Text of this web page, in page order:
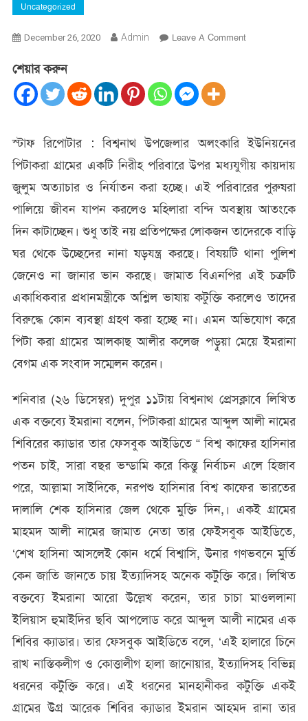
Uncategorized
December 26, 2020 Admin Leave A CommentOn
শেয়ার করুন
স্টাফ রিপোটার : বিশ্বনাথ উপজেলার অলংকারি ইউনিয়নের
পিটাকরা গ্রামের একটি নিরীহ পরিবারে উপর মধ্যযুগীয় কায়দায়
জুলুম অত্যাচার ও নির্যাতন করা হচ্ছে। এই পরিবারের পুরুষরা
পালিয়ে জীবন যাপন করলেও মহিলারা বন্দি অবস্থায় আতংকে
দিন কাটাচ্ছেন। শুধু তাই নয় প্রতিপক্ষের লোকজন তাদেরকে বাড়ি
ঘর থেকে উচ্ছেদের নানা ষড়যন্ত্র করছে। বিষয়টি থানা পুলিশ
জেনেও না জানার ভান করছে। জামাত বিএনপির এই চক্রটি
একাধিকবার প্রধানমন্ত্রীকে অশ্লিল ভাষায় কটুক্তি করলেও তাদের
বিরুদ্ধে কোন ব্যবস্থা গ্রহণ করা হচ্ছে না। এমন অভিযোগ করে
পিটা করা গ্রামের আলকাছ আলীর কলেজ পড়ুয়া মেয়ে ইমরানা
বেগম এক সংবাদ সম্মেলন করেন।
শনিবার (২৬ ডিসেম্বর) দুপুর ১১টায় বিশ্বনাথ প্রেসক্লাবে লিখিত
এক বক্তব্যে ইমরানা বলেন, পিটাকরা গ্রামের আব্দুল আলী নামের
শিবিরের ক্যাডার তার ফেসবুক আইডিতে “ বিশ্ব কাফের হাসিনার
পতন চাই, সারা বছর ভন্ডামি করে কিন্তু নির্বাচন এলে হিজাব
পরে, আল্লামা সাইদিকে, নরপশু হাসিনার বিশ্ব কাফের ভারতের
দালালি শেক হাসিনার জেল থেকে মুক্তি দিন,। একই গ্রামের
মাহমদ আলী নামের জামাত নেতা তার ফেইসবুক আইডিতে,
‘শেখ হাসিনা আসলেই কোন ধর্মে বিশ্বাসি, উনার গণভবনে মুর্তি
কেন জাতি জানতে চায় ইত্যাদিসহ অনেক কটুক্তি করে। লিখিত
বক্তব্যে ইমরানা আরো উল্লেখ করেন, তার চাচা মাওললানা
ইলিয়াস হুমাইদির ছবি আপলোড করে আব্দুল আলী নামের এক
শিবির ক্যাডার। তার ফেসবুক আইডিতে বলে, ‘এই হালারে চিনে
রাখ নাস্তিকলীগ ও কোত্তালীগ হালা জানোয়ার, ইত্যাদিসহ বিভিন্ন
ধরনের কটুক্তি করে। এই ধরনের মানহানীকর কটুক্তি একই
গ্রামের উগ্র আরেক শিবির ক্যাডার ইমরান আহমদ রানা তার